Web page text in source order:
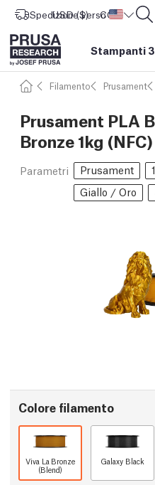
Spedizione verso Stati
USD ($) CORE One L: Ora disponibile!
Stampanti
Filamento Prusament
Prusament PLA
Bronze 1kg (NFC)
Parametri Prusament
Giallo / Oro
Colore filamento
Viva La Bronze
(Blend)
Galaxy Black